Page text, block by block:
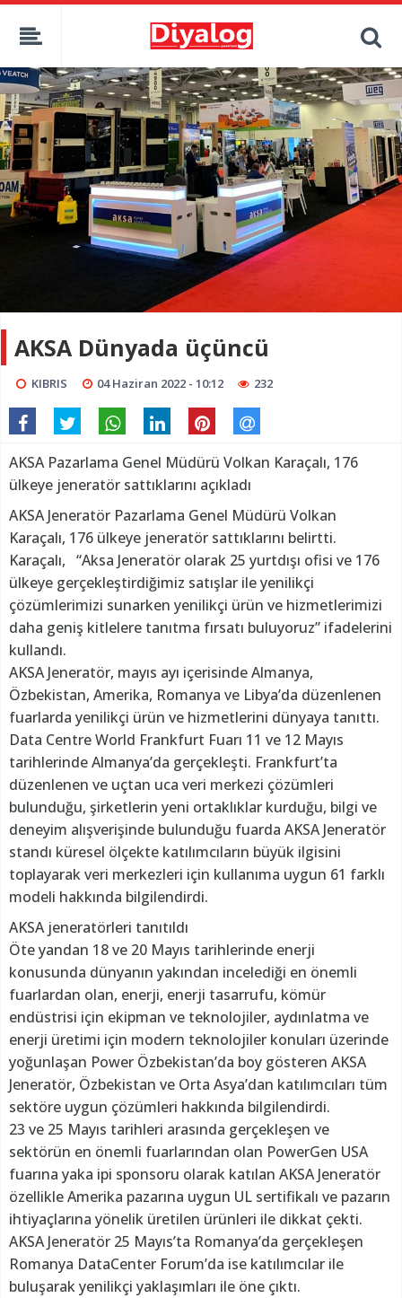
AKSA Dünyada üçüncü
KIBRIS 04 Haziran 2022 - 10:12 232
AKSA Pazarlama Genel Müdürü Volkan Karaçalı, 176
ülkeye jeneratör sattıklarını açıkladı
AKSA Jeneratör Pazarlama Genel Müdürü Volkan
Karaçalı, 176 ülkeye jeneratör sattıklarını belirtti.
Karaçalı, “Aksa Jeneratör olarak 25 yurtdışı ofisi ve 176
ülkeye gerçekleştirdiğimiz satışlar ile yenilikçi
çözümlerimizi sunarken yenilikçi ürün ve hizmetlerimizi
daha geniş kitlelere tanıtma fırsatı buluyoruz” ifadelerini
kullandı.
AKSA Jeneratör, mayıs ayı içerisinde Almanya,
Özbekistan, Amerika, Romanya ve Libya’da düzenlenen
fuarlarda yenilikçi ürün ve hizmetlerini dünyaya tanıttı.
Data Centre World Frankfurt Fuarı 11 ve 12 Mayıs
tarihlerinde Almanya’da gerçekleşti. Frankfurt’ta
düzenlenen ve uçtan uca veri merkezi çözümleri
bulunduğu, şirketlerin yeni ortaklıklar kurduğu, bilgi ve
deneyim alışverişinde bulunduğu fuarda AKSA Jeneratör
standı küresel ölçekte katılımcıların büyük ilgisini
toplayarak veri merkezleri için kullanıma uygun 61 farklı
modeli hakkında bilgilendirdi.
AKSA jeneratörleri tanıtıldı
Öte yandan 18 ve 20 Mayıs tarihlerinde enerji
konusunda dünyanın yakından incelediği en önemli
fuarlardan olan, enerji, enerji tasarrufu, kömür
endüstrisi için ekipman ve teknolojiler, aydınlatma ve
enerji üretimi için modern teknolojiler konuları üzerinde
yoğunlaşan Power Özbekistan’da boy gösteren AKSA
Jeneratör, Özbekistan ve Orta Asya’dan katılımcıları tüm
sektöre uygun çözümleri hakkında bilgilendirdi.
23 ve 25 Mayıs tarihleri arasında gerçekleşen ve
sektörün en önemli fuarlarından olan PowerGen USA
fuarına yaka ipi sponsoru olarak katılan AKSA Jeneratör
özellikle Amerika pazarına uygun UL sertifikalı ve pazarın
ihtiyaçlarına yönelik üretilen ürünleri ile dikkat çekti.
AKSA Jeneratör 25 Mayıs’ta Romanya’da gerçekleşen
Romanya DataCenter Forum’da ise katılımcılar ile
buluşarak yenilikçi yaklaşımları ile öne çıktı.